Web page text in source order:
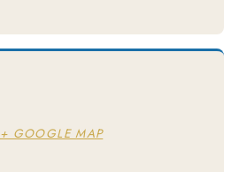
+ GOOGLE MAP